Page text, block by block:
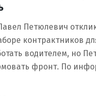
Петюлевич
контрактников
водителем, но
фронт. По